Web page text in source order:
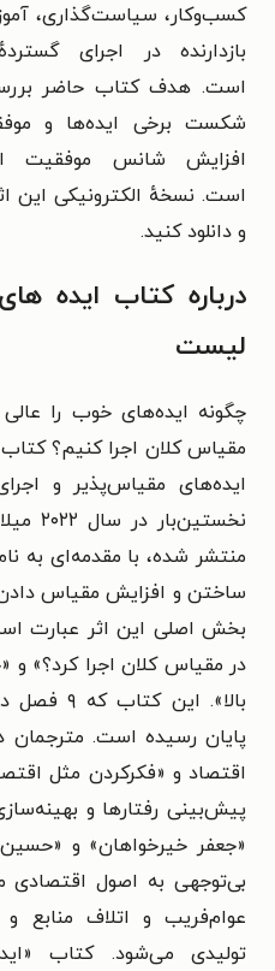
بازدارنده در اجرای
است. هدف کتاب حاضر
شکست برخی ایده‌ها و
افزایش شانس موفقیت
است. نسخهٔ الکترونیکی این
و دانلود کنید.
درباره کتاب ایده‌
لیست
چگونه ایده‌های خوب را
مقیاس کلان اجرا کنیم؟
ایده‌های مقیاس‌پذیر و
منتشر شده، با مقدمه‌ای به
ساختن و افزایش مقیاس
بخش اصلی این اثر عبارت
در مقیاس کلان اجرا کرد؟» و
بالا». این
پایان رسیده است. مترجمان
اقتصاد و «فکرکردن مثل
پیش‌بینی رفتارها و
«جعفر خیرخواهان» و
بی‌توجهی به اصول اقتصادی
عوام‌فریب و اتلاف
تولیدی می‌شود. کتاب